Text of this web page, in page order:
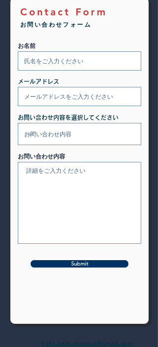
Contact Form
お問い合わせフォーム
お名前
メールアドレス
お問い合わせ内容を選択してください
お問い合わせ内容
Submit
fight.beat.workout@gmail.com